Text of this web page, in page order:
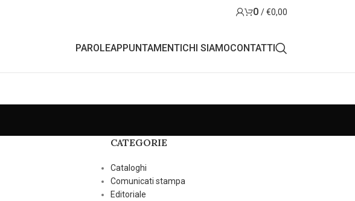
0 /€0,00
PAROLEAPPUNTAMENTICHI SIAMOCONTATTI
CATEGORIE
Cataloghi
Comunicati stampa
Editoriale